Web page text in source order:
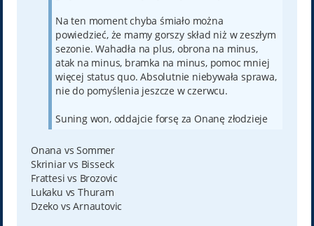
Na ten moment chyba śmiało można
powiedzieć, że mamy gorszy skład niż w zeszłym
sezonie. Wahadła na plus, obrona na minus,
atak na minus, bramka na minus, pomoc mniej
więcej status quo. Absolutnie niebywała sprawa,
nie do pomyślenia jeszcze w czerwcu.
Suning won, oddajcie forsę za Onanę złodzieje
Onana vs Sommer
Skriniar vs Bisseck
Frattesi vs Brozovic
Lukaku vs Thuram
Dzeko vs Arnautovic